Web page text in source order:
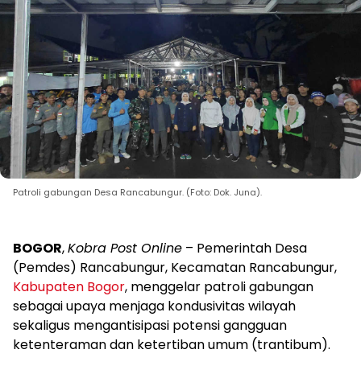
Patroli gabungan Desa Rancabungur. (Foto: Dok. Juna).
BOGOR,Kobra Post Online – Pemerintah Desa
(Pemdes) Rancabungur, Kecamatan Rancabungur,
Kabupaten Bogor, menggelar patroli gabungan
sebagai upaya menjaga kondusivitas wilayah
sekaligus mengantisipasi potensi gangguan
ketenteraman dan ketertiban umum (trantibum).